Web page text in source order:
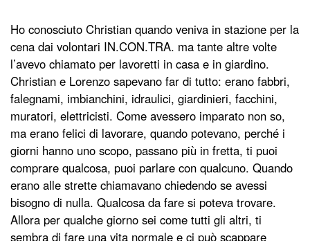
Ho conosciuto Christian quando veniva in stazione per la
cena dai volontari IN.CON.TRA. ma tante altre volte
l’avevo chiamato per lavoretti in casa e in giardino.
Christian e Lorenzo sapevano far di tutto: erano fabbri,
falegnami, imbianchini, idraulici, giardinieri, facchini,
muratori, elettricisti. Come avessero imparato non so,
ma erano felici di lavorare, quando potevano, perché i
giorni hanno uno scopo, passano più in fretta, ti puoi
comprare qualcosa, puoi parlare con qualcuno. Quando
erano alle strette chiamavano chiedendo se avessi
bisogno di nulla. Qualcosa da fare si poteva trovare.
Allora per qualche giorno sei come tutti gli altri, ti
sembra di fare una vita normale e ci può scappare